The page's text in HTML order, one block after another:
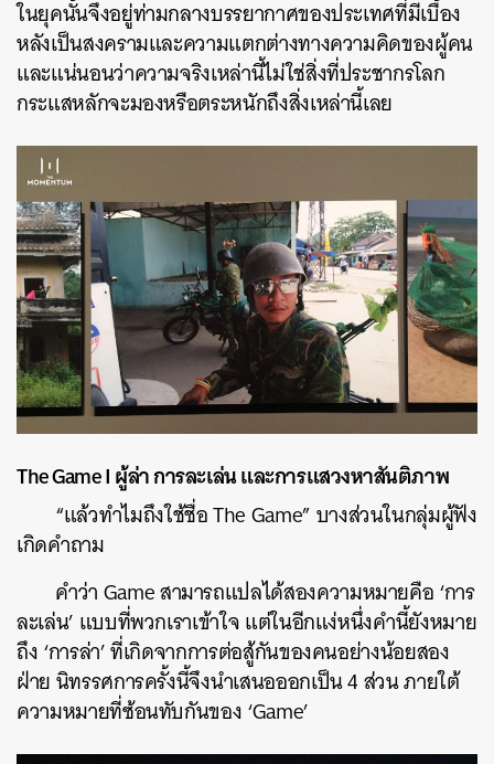
ในยุคนั้นจึงอยู่ท่ามกลางบรรยากาศของประเทศที่มีเบื้อง
หลังเป็นสงครามและความแตกต่างทางความคิดของผู้คน
และแน่นอนว่าความจริงเหล่านี้ไม่ใช่สิ่งที่ประชากรโลก
กระแสหลักจะมองหรือตระหนักถึงสิ่งเหล่านี้เลย
The Game I ผู้ล่า การละเล่น และการแสวงหาสันติภาพ
“แล้วทำไมถึงใช้ชื่อ The Game” บางส่วนในกลุ่มผู้ฟัง
เกิดคำถาม
คำว่า Game สามารถแปลได้สองความหมายคือ ‘การ
ละเล่น’ แบบที่พวกเราเข้าใจ แต่ในอีกแง่หนึ่งคำนี้ยังหมาย
ถึง ‘การล่า’ ที่เกิดจากการต่อสู้กันของคนอย่างน้อยสอง
ฝ่าย นิทรรศการครั้งนี้จึงนำเสนอออกเป็น 4 ส่วน ภายใต้
ความหมายที่ซ้อนทับกันของ ‘Game’